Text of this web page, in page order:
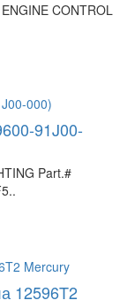
CONTROL
91J00-
Part.#
12596T2